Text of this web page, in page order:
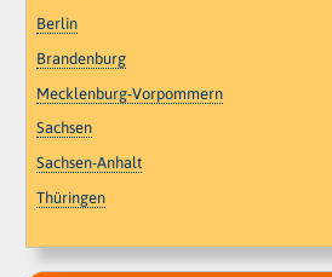
Berlin
Brandenburg
Mecklenburg-Vorpommern
Sachsen
Sachsen-Anhalt
Thüringen